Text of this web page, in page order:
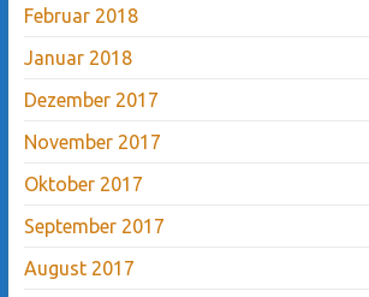
Februar 2018
Januar 2018
Dezember 2017
November 2017
Oktober 2017
September 2017
August 2017